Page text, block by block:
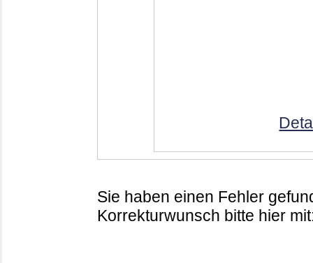
Sie haben einen Fehler
Korrekturwunsch bitte hier